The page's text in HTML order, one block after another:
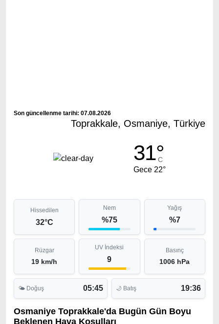
Son güncellenme tarihi: 07.08.2026
Toprakkale, Osmaniye, Türkiye
31°
C
Gece 22°
Hissedilen
32°C
Nem
%75
Yağış
%7
Rüzgar
19 km/h
UV İndeksi
9
Basınç
1006 hPa
🌤 Doğuş 05:45 🌙 Batış 19:36
Osmaniye Toprakkale'da Bugün Gün Boyu
Beklenen Hava Koşulları